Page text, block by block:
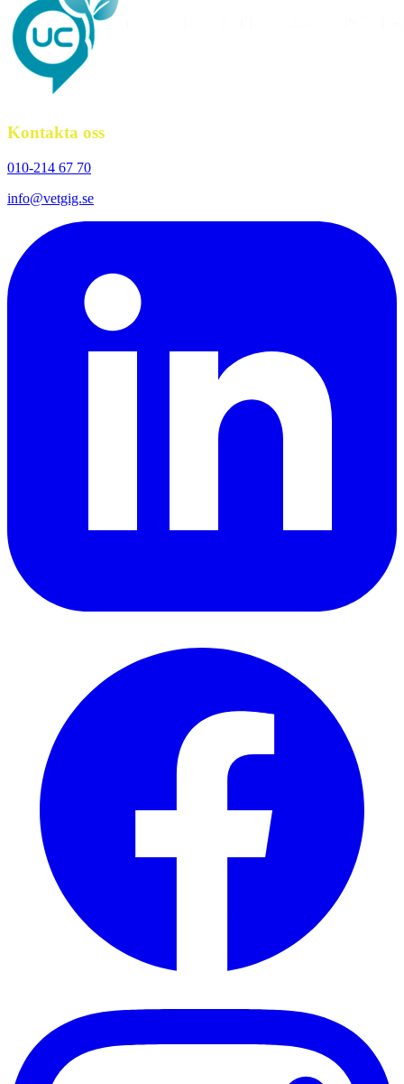
Kontakta oss
010-214 67 70
info@vetgig.se